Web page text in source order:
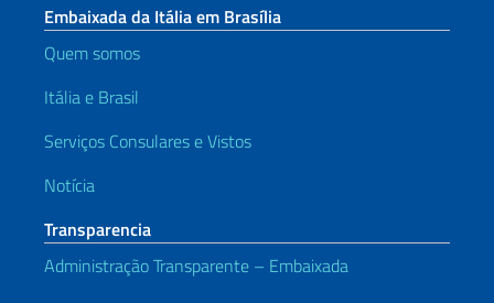
Embaixada da Itália em Brasília
Quem somos
Itália e Brasil
Serviços Consulares e Vistos
Notícia
Transparencia
Administração Transparente – Embaixada